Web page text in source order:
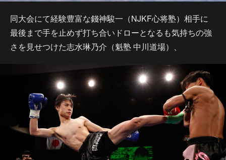
同大会にて経験豊富な錢神駿一（NJKF心将塾）相手に
最後まで手を止めず打ち合いドローとなるも気持ちの強
さを見せつけた志水琳乃介（魁塾 中川道場）、